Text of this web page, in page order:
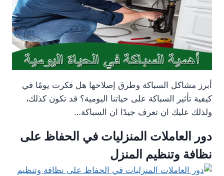
أبرز مشاكل السباكة وطرق إصلاحها هل فكرت يومًا في
كيفية تأثير السباكة على حياتنا اليومية؟ قد تكون كذلك،
ولذلك عليك ان تعرف جيدًا ان السباكة…
دور العاملات المنزليات في الحفاظ على
نظافة وتنظيم المنزل